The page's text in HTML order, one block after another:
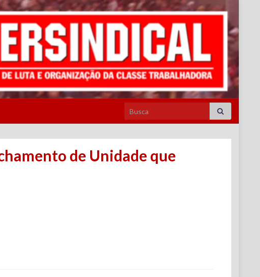
Search for:
de Unidade que